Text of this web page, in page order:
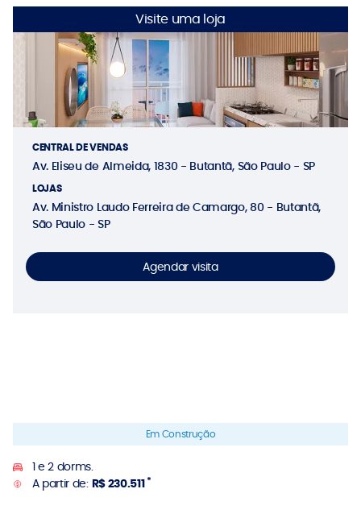
Visite uma loja
CENTRAL DE VENDAS
Av. Eliseu de Almeida, 1830 - Butantã, São Paulo - SP
LOJAS
Av. Ministro Laudo Ferreira de Camargo, 80 - Butantã,
São Paulo - SP
Agendar visita
Em Construção
1 e 2 dorms.
A partir de: R$ 230.511 *